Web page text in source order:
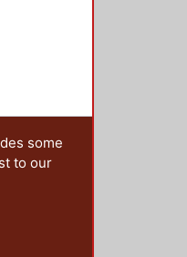
some
to our